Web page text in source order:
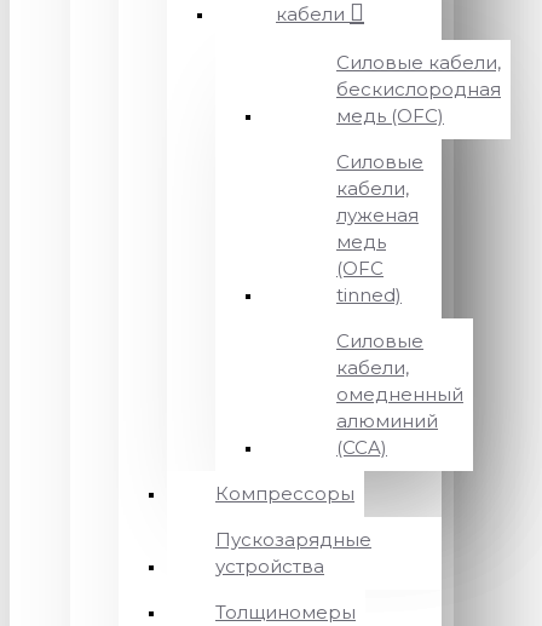
кабели
Силовые кабели,
бескислородная
медь (OFC)
Силовые
кабели,
луженая
медь
(OFC
tinned)
Силовые
кабели,
омедненный
алюминий
(CCA)
Компрессоры
Пускозарядные
устройства
Толщиномеры